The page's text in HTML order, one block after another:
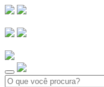
Search: